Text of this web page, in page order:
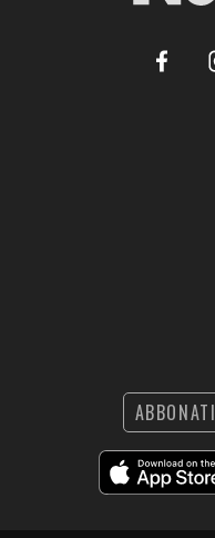
ABBONATI